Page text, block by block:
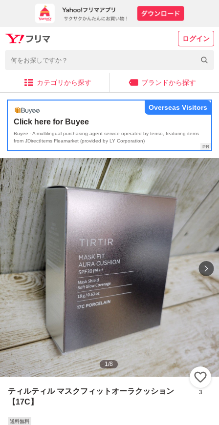
ログイン
カテゴリから探す ブランドから探す
Click here for Buyee
Buyee - A multilingual purchasing agent service operated by tenso, featuring items
from JDirectItems Fleamarket (provided by LY Corporation)
Overseas Visitors
1/8
ティルティル マスクフィットオーラクッション
【17C】
3
送料無料